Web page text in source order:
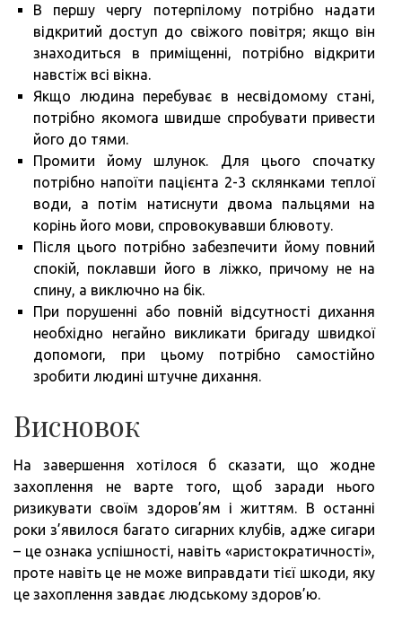
В першу чергу потерпілому потрібно надати
відкритий доступ до свіжого повітря; якщо він
знаходиться в приміщенні, потрібно відкрити
навстіж всі вікна.
Якщо людина перебуває в несвідомому стані,
потрібно якомога швидше спробувати привести
його до тями.
Промити йому шлунок. Для цього спочатку
потрібно напоїти пацієнта 2-3 склянками теплої
води, а потім натиснути двома пальцями на
корінь його мови, спровокувавши блювоту.
Після цього потрібно забезпечити йому повний
спокій, поклавши його в ліжко, причому не на
спину, а виключно на бік.
При порушенні або повній відсутності дихання
необхідно негайно викликати бригаду швидкої
допомоги, при цьому потрібно самостійно
зробити людині штучне дихання.
Висновок
На завершення хотілося б сказати, що жодне
захоплення не варте того, щоб заради нього
ризикувати своїм здоров’ям і життям. В останні
роки з’явилося багато сигарних клубів, адже сигари
– це ознака успішності, навіть «аристократичності»,
проте навіть це не може виправдати тієї шкоди, яку
це захоплення завдає людському здоров’ю.